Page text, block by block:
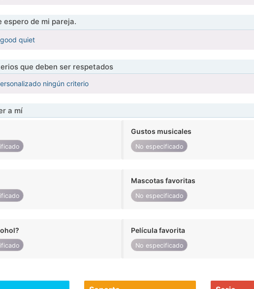
espero de mi pareja.
quiet
que deben ser respetados
ningún criterio
a mí
Gustos musicales
No especificado
Mascotas favoritas
No especificado
Película favorita
No especificado